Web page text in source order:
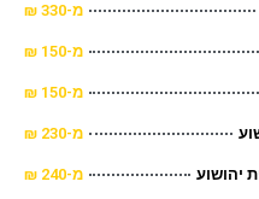
מ-330 ₪
מ-150 ₪
מ-150 ₪
מ-230 ₪
מ-240 ₪